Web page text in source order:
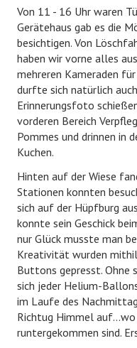
Kinderfeuerwehr
Bildergalerie
FÖRDERVEREIN
EHRENABTEILUNG
Von 11 - 16 Uhr waren
Gerätehaus gab es die
besichtigen. Von
haben wir vorne alles
mehreren Kameraden
durfte sich natürlich
Erinnerungsfoto
vorderen Bereich
Pommes und drinnen in
Kuchen.
Hinten auf der Wiese
Stationen konnten
sich auf der Hüpfburg
konnte sein Geschick
nur Glück musste man
Kreativität wurden
Buttons gepresst. Ohne
sich jeder Helium-
im Laufe des
Richtug Himmel
runtergekommen sind.